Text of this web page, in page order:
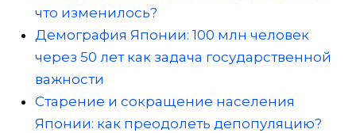
что изменилось?
Демография Японии: 100 млн человек
через 50 лет как задача государственной
важности
Старение и сокращение населения
Японии: как преодолеть депопуляцию?